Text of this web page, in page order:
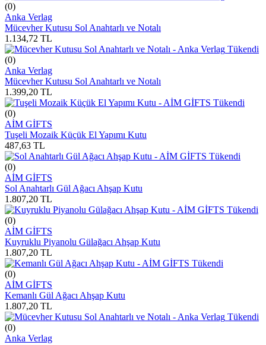
(0)
Anka Verlag
Mücevher Kutusu Sol Anahtarlı ve Notalı
1.134,72 TL
Tükendi
(0)
Anka Verlag
Mücevher Kutusu Sol Anahtarlı ve Notalı
1.399,20 TL
Tükendi
(0)
AİM GİFTS
Tuşeli Mozaik Küçük El Yapımı Kutu
487,63 TL
Tükendi
(0)
AİM GİFTS
Sol Anahtarlı Gül Ağacı Ahşap Kutu
1.807,20 TL
Tükendi
(0)
AİM GİFTS
Kuyruklu Piyanolu Gülağacı Ahşap Kutu
1.807,20 TL
Tükendi
(0)
AİM GİFTS
Kemanlı Gül Ağacı Ahşap Kutu
1.807,20 TL
Tükendi
(0)
Anka Verlag